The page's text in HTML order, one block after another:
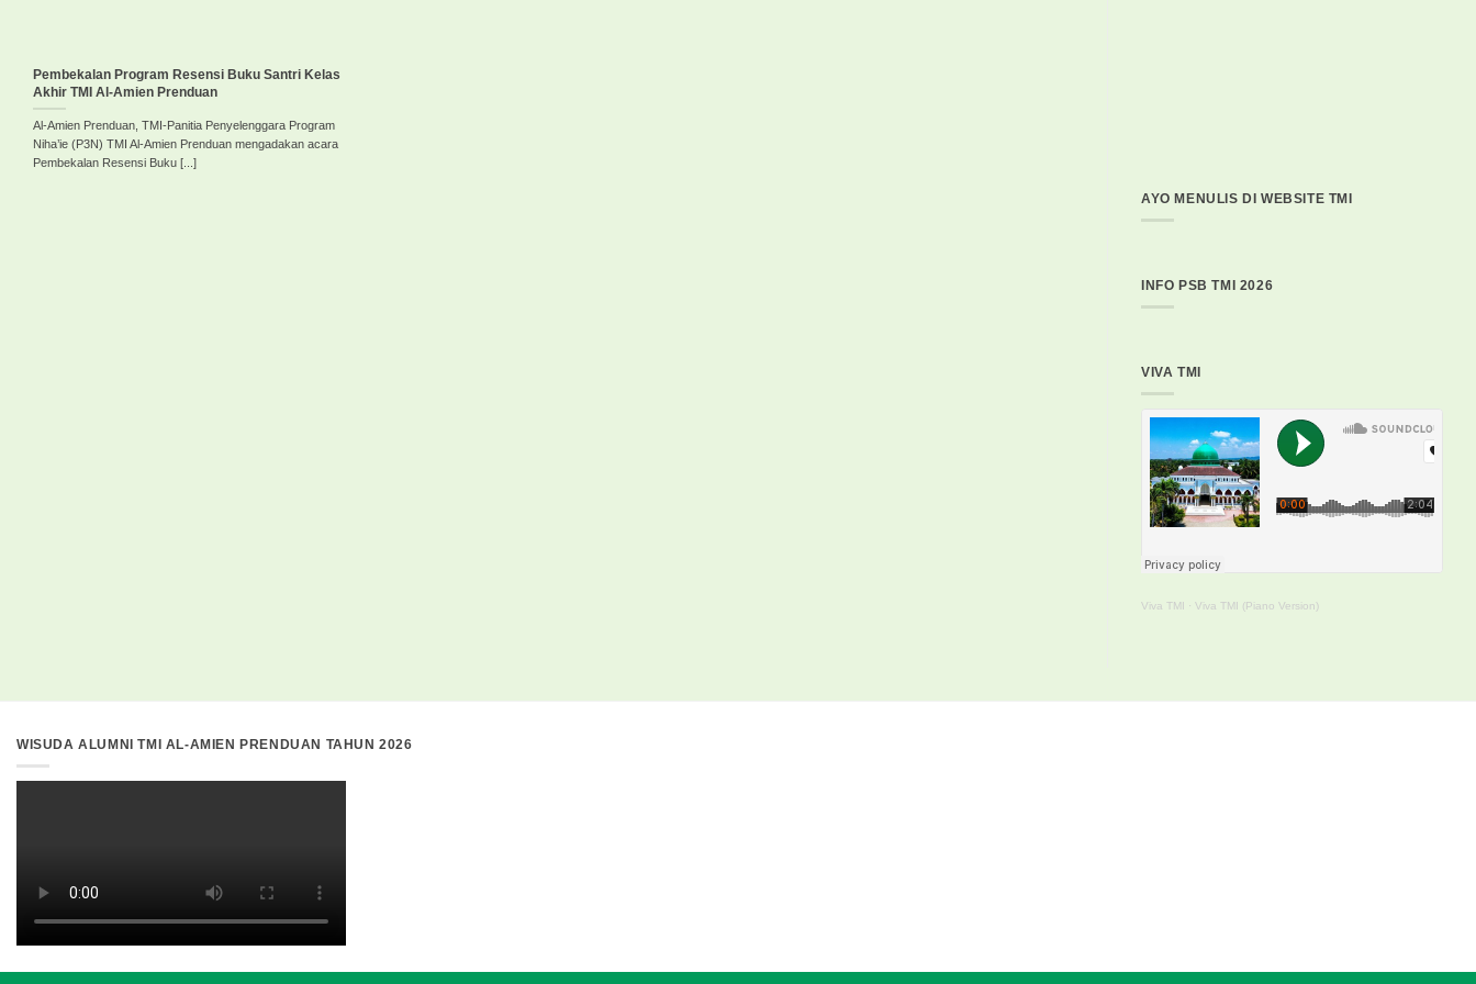
Pembekalan Program Resensi Buku Santri Kelas
Akhir TMI Al-Amien Prenduan
Al-Amien Prenduan, TMI-Panitia Penyelenggara Program
Niha’ie (P3N) TMI Al-Amien Prenduan mengadakan acara
Pembekalan Resensi Buku [...]
AYO MENULIS DI WEBSITE TMI
INFO PSB TMI 2026
VIVA TMI
Viva TMI · Viva TMI (Piano Version)
WISUDA ALUMNI TMI AL-AMIEN PRENDUAN TAHUN 2026